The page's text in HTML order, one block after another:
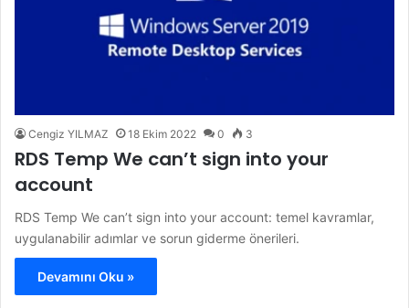
Cengiz YILMAZ 18 Ekim 2022 0 3
RDS Temp We can’t sign into your
account
RDS Temp We can’t sign into your account: temel kavramlar,
uygulanabilir adımlar ve sorun giderme önerileri.
Devamını Oku »